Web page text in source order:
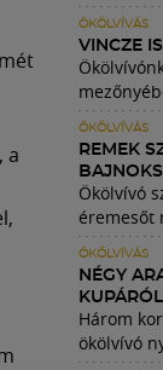
a
ÖKÖLVÍVÁS
VINCZE
ÖKÖLVÍVÁS
REMEK
Ökölvívó
éremesőt
ÖKÖLVÍVÁS
NÉGY
KUPÁRÓL
Három
ökölvívó